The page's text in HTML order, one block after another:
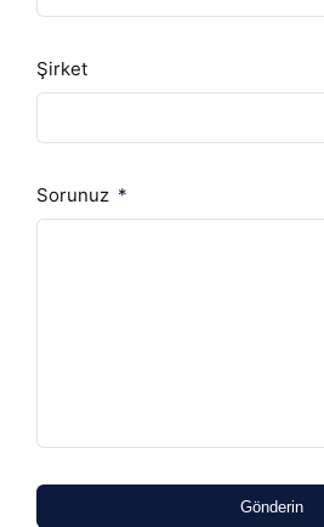
Şirket
Sorunuz
Gönderin